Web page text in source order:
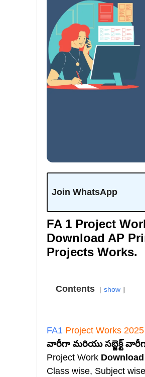
Join WhatsApp
FA 1 Project
Download AP
Projects Works.
Contents show
FA1 Project Works 2025
వారీగా మరియు సబ్జెక్ట్
Project Work
Class wise, Subject